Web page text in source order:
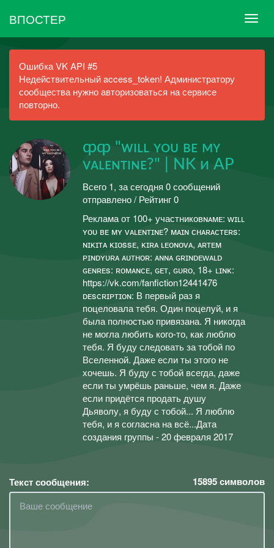
ВПОСТЕР
Ошибка VK API #5
Недействительный access_token! Администратору
сообщества нужно авторизоваться на сервисе
повторно.
ȹȹ "ᴡɪʟʟ ʏᴏᴜ ʙᴇ ᴍʏ
ᴠᴀʟᴇɴᴛɪɴᴇ?" | NK и AP
Всего 1, за сегодня 0 сообщений
отправлено / Рейтинг 0
Реклама от 100+ участниковɴᴀᴍᴇ: ᴡɪʟʟ
ʏᴏᴜ ʙᴇ ᴍʏ ᴠᴀʟᴇɴᴛɪɴᴇ? ᴍᴀɪɴ ᴄʜᴀʀᴀᴄᴛᴇʀs:
ɴɪᴋɪᴛᴀ ᴋɪᴏssᴇ, ᴋɪʀᴀ ʟᴇᴏɴᴏᴠᴀ, ᴀʀᴛᴇᴍ
ᴘɪɴᴅʏᴜʀᴀ ᴀᴜᴛʜᴏʀ: ᴀɴɴᴀ ɢʀɪɴᴅᴇᴡᴀʟᴅ
ɢᴇɴʀᴇs: ʀᴏᴍᴀɴᴄᴇ, ɢᴇᴛ, ɢᴜʀᴏ, 18+ ʟɪɴᴋ:
https://vk.com/fanfiction12441476
ᴅᴇsᴄʀɪᴘᴛɪᴏɴ: В первый раз я
поцеловала тебя. Один поцелуй, и я
была полностью привязана. Я никогда
не могла любить кого-то, как люблю
тебя. Я буду следовать за тобой по
Вселенной. Даже если ты этого не
хочешь. Я буду с тобой всегда, даже
если ты умрёшь раньше, чем я. Даже
если придётся продать душу
Дьяволу, я буду с тобой... Я люблю
тебя, и я согласна на всё...Дата
создания группы - 20 февраля 2017
Текст сообщения: 15895символов